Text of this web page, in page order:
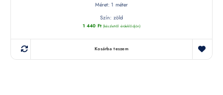
Méret: 1 méter
Szín: zöld
1 440 Ft (készletről érdeklődjön)
Kosárba teszem